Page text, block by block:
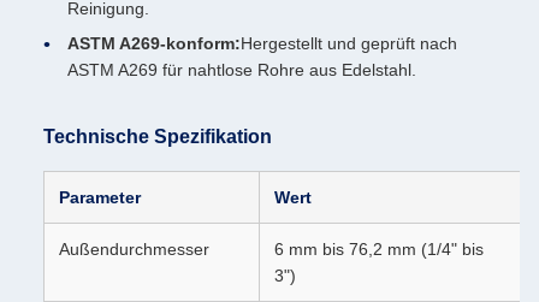
Reinigung.
ASTM A269-konform:Hergestellt und geprüft nach
ASTM A269 für nahtlose Rohre aus Edelstahl.
Technische Spezifikation
Parameter Wert
Außendurchmesser
6 mm bis 76,2 mm (1/4" bis
3")